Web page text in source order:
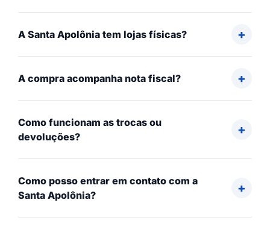
A Santa Apolônia tem lojas físicas?
A compra acompanha nota fiscal?
Como funcionam as trocas ou
devoluções?
Como posso entrar em contato com a
Santa Apolônia?